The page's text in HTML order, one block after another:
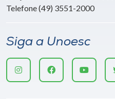
Telefone (49) 3551-2000
Siga a Unoesc